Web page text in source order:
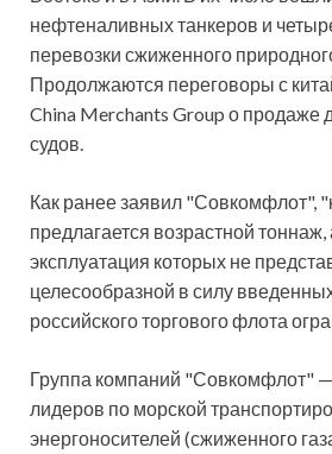
нефтеналивных танкеров и
перевозки сжиженного
Продолжаются переговоры с
China Merchants Group о продаже
судов.
Как ранее заявил "Совкомфлот",
предлагается возрастной тоннаж,
эксплуатация которых не
целесообразной в силу
российского торгового флота
Группа компаний "Совкомфлот"
лидеров по морской
энергоносителей (сжиженного